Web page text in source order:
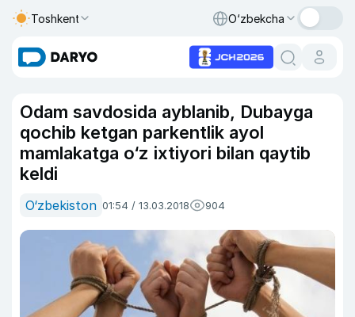
Toshkent O‘zbekcha
Odam savdosida ayblanib, Dubayga
qochib ketgan parkentlik ayol
mamlakatga o‘z ixtiyori bilan qaytib
keldi
O‘zbekiston 01:54 / 13.03.2018 904